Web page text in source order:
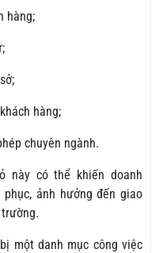
hàng;
hàng;
chuyên ngành.
này có thể khiến doanh
ảnh hưởng đến giao
một danh mục công việc